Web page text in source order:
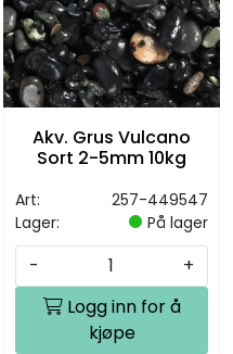
Akv. Grus Vulcano
Sort 2-5mm 10kg
Art:
257-449547
Lager:
På lager
-
+
Logg inn for å
kjøpe